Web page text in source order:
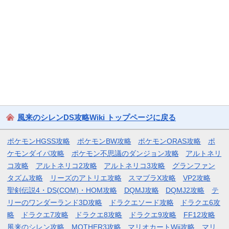
風来のシレンDS攻略Wiki トップページに戻る
ポケモンHGSS攻略 ポケモンBW攻略 ポケモンORAS攻略
ポ
ケモンダイパ攻略
ポケモン不思議のダンジョン攻略
アルトネリ
コ攻略
アルトネリコ2攻略 アルトネリコ3攻略
グランファン
タズム攻略
リーズのアトリエ攻略 スマブラX攻略
VP2攻略
聖剣伝説4・DS(COM)・HOM攻略
DQMJ攻略 DQMJ2攻略
テ
リーのワンダーランド3D攻略
ドラクエソード攻略
ドラクエ6攻
略
ドラクエ7攻略 ドラクエ8攻略 ドラクエ9攻略
FF12攻略
風来のシレン攻略
MOTHER3攻略 マリオカートWii攻略 マリ